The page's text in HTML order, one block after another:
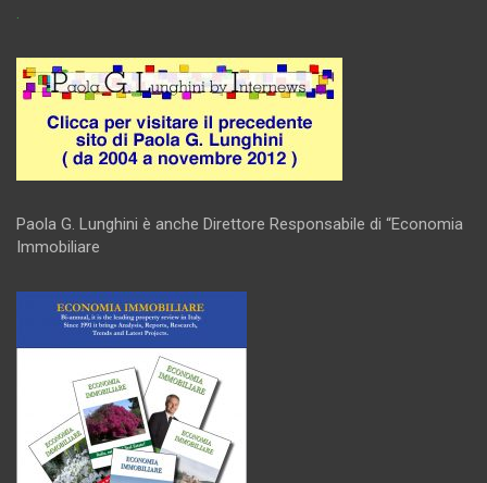
Paola G. Lunghini è anche Direttore Responsabile di “Economia
Immobiliare